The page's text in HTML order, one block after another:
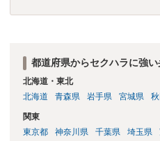
都道府県からセクハラに強
北海道・東北
北海道
青森県 岩手県 宮城県
関東
東京都
神奈川県 千葉県 埼玉県